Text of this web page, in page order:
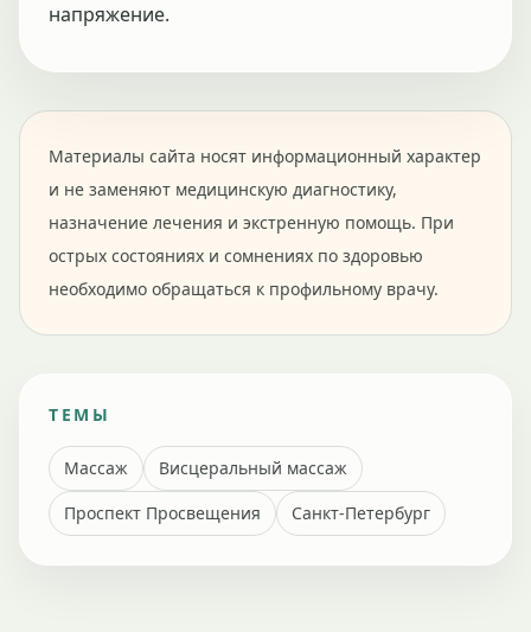
напряжение.
Материалы сайта носят информационный характер
и не заменяют медицинскую диагностику,
назначение лечения и экстренную помощь. При
острых состояниях и сомнениях по здоровью
необходимо обращаться к профильному врачу.
ТЕМЫ
Массаж
Висцеральный массаж
Проспект Просвещения
Санкт-Петербург